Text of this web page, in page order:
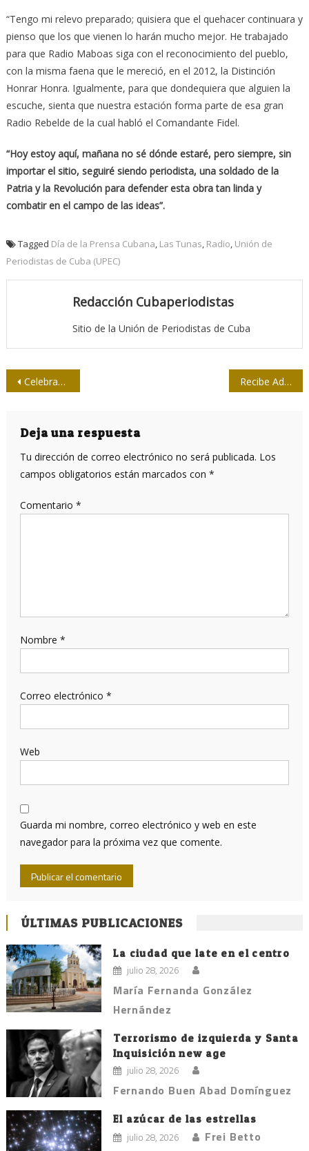
“Tengo mi relevo preparado; quisiera que el quehacer continuara y
pienso que los que vienen lo harán mucho mejor. He trabajado
para que Radio Maboas siga con el reconocimiento del pueblo,
con la misma faena que le mereció, en el 2012, la Distinción
Honrar Honra. Igualmente, para que dondequiera que alguien la
escuche, sienta que nuestra estación forma parte de esa gran
Radio Rebelde de la cual habló el Comandante Fidel.
“Hoy estoy aquí, mañana no sé dónde estaré, pero siempre, sin
importar el sitio, seguiré siendo periodista, una soldado de la
Patria y la Revolución para defender esta obra tan linda y
combatir en el campo de las ideas”.
Tagged Día de la Prensa Cubana, Las Tunas, Radio, Unión de
Periodistas de Cuba (UPEC)
Redacción Cubaperiodistas
Sitio de la Unión de Periodistas de Cuba
Navegación
entradas
Celebran en Las Tunas acto provincial por el Día de la Prensa Cubana Recibe Adolfo Silva Premio a la Obra de la Vida en Camagüey
Deja una respuesta
Tu dirección de correo electrónico no será publicada. Los
campos obligatorios están marcados con *
Comentario *
Nombre *
Correo electrónico *
Web
Guarda mi nombre, correo electrónico y web en este
navegador para la próxima vez que comente.
ÚLTIMAS PUBLICACIONES
La ciudad que late en el centro
julio 28, 2026
María Fernanda González
Hernández
Terrorismo de izquierda y Santa
Inquisición new age
julio 28, 2026
Fernando Buen Abad Domínguez
El azúcar de las estrellas
julio 28, 2026 Frei Betto